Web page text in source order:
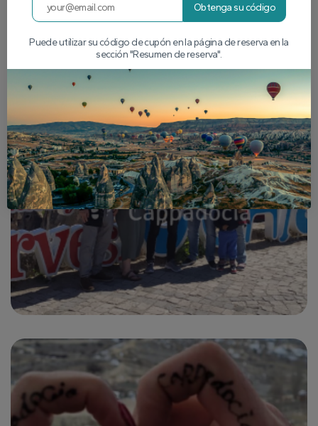
Obtenga su código
Puede utilizar su código de cupón en la página de reserva en la
sección "Resumen de reserva".